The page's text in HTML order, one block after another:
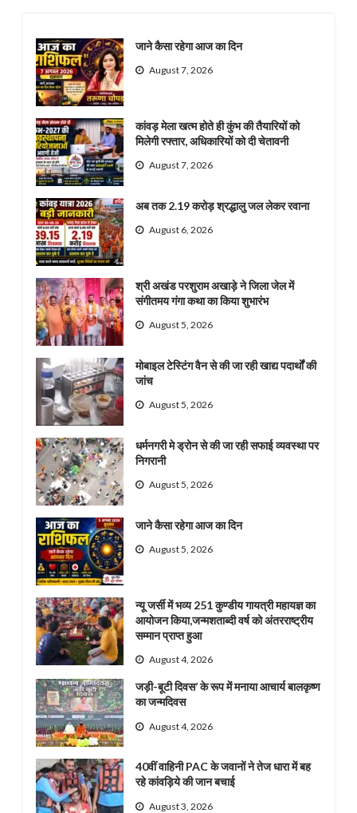
जाने कैसा रहेगा आज का दिन
August 7, 2026
कांवड़ मेला खत्म होते ही कुंभ की तैयारियों को
मिलेगी रफ्तार, अधिकारियों को दी चेतावनी
August 7, 2026
अब तक 2.19 करोड़ श्रद्धालु जल लेकर रवाना
August 6, 2026
श्री अखंड परशुराम अखाड़े ने जिला जेल में
संगीतमय गंगा कथा का किया शुभारंभ
August 5, 2026
मोबाइल टेस्टिंग वैन से की जा रही खाद्य पदार्थों की
जांच
August 5, 2026
धर्मनगरी मे ड्रोन से की जा रही सफाई व्यवस्था पर
निगरानी
August 5, 2026
जाने कैसा रहेगा आज का दिन
August 5, 2026
न्यू जर्सी में भव्य 251 कुण्डीय गायत्री महायज्ञ का
आयोजन किया,जन्मशताब्दी वर्ष को अंतरराष्ट्रीय
सम्मान प्राप्त हुआ
August 4, 2026
जड़ी-बूटी दिवस’ के रूप में मनाया आचार्य बालकृष्ण
का जन्मदिवस
August 4, 2026
40वीं वाहिनी PAC के जवानों ने तेज धारा में बह
रहे कांवड़िये की जान बचाई
August 3, 2026